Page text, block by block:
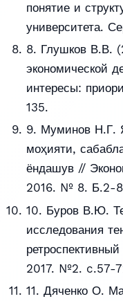
понятие и
университета.
8. Глушков В.В.
экономической
интересы:
135.
9. Муминов Н.Г.
моҳияти,
ёндашув //
2016. № 8. Б.2-
10. Буров В.Ю.
исследования
2017. №2. c.57-
11. Дяченко О.